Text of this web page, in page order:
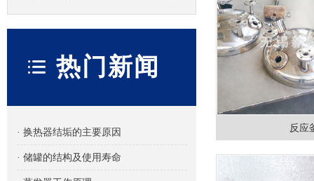
热门新闻
· 换热器结垢的主要原因
· 储罐的结构及使用寿命
反应